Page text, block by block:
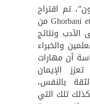
تم اقتراح
إطار عمل من قبل Ghorbani et al. (2018) من
الأدب ونتائج
والخبراء
أن مهارات
الإيمان
بالنفس،
تلك التي